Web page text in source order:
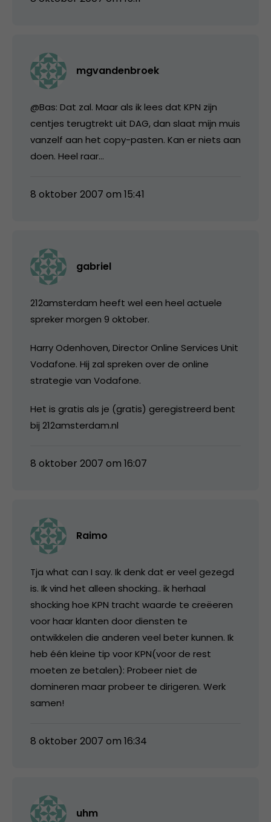
mgvandenbroek
@Bas: Dat zal. Maar als ik lees dat KPN zijn
centjes terugtrekt uit DAG, dan slaat mijn muis
vanzelf aan het copy-pasten. Kan er niets aan
doen. Heel raar…
8 oktober 2007 om 15:41
gabriel
212amsterdam heeft wel een heel actuele
spreker morgen 9 oktober.
Harry Odenhoven, Director Online Services Unit
Vodafone. Hij zal spreken over de online
strategie van Vodafone.
Het is gratis als je (gratis) geregistreerd bent
bij 212amsterdam.nl
8 oktober 2007 om 16:07
Raimo
Tja what can I say. Ik denk dat er veel gezegd
is. Ik vind het alleen shocking.. ik herhaal
shocking hoe KPN tracht waarde te creëeren
voor haar klanten door diensten te
ontwikkelen die anderen veel beter kunnen. Ik
heb één kleine tip voor KPN(voor de rest
moeten ze betalen): Probeer niet de
domineren maar probeer te dirigeren. Werk
samen!
8 oktober 2007 om 16:34
uhm